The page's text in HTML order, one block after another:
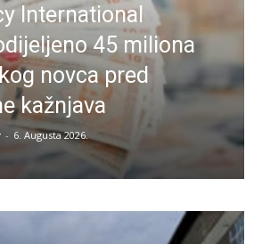
International
45 miliona
novca pred
kažnjava
- 6. Augusta 2026.